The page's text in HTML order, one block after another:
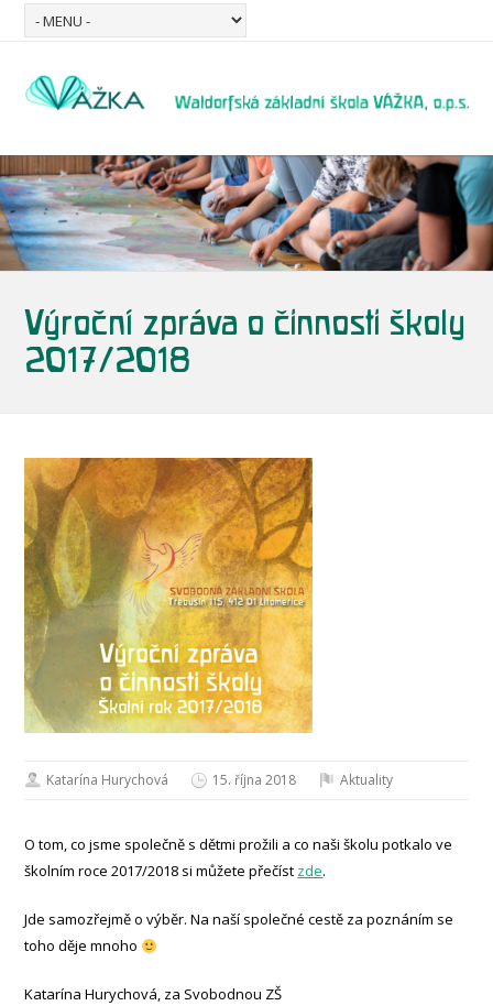
Výroční zpráva o činnosti školy
2017/2018
Katarína Hurychová 15. října 2018 Aktuality
O tom, co jsme společně s dětmi prožili a co naši školu potkalo ve
školním roce 2017/2018 si můžete přečíst zde.
Jde samozřejmě o výběr. Na naší společné cestě za poznáním se
toho děje mnoho
Katarína Hurychová, za Svobodnou ZŠ